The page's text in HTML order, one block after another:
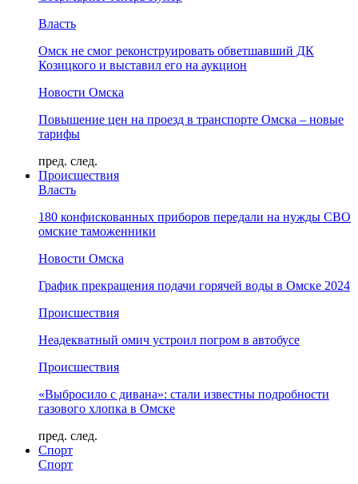
Власть
Омск не смог реконструировать обветшавший ДК
Козицкого и выставил его на аукцион
Новости Омска
Повышение цен на проезд в транспорте Омска – новые
тарифы
пред. след.
Происшествия
Власть
180 конфискованных приборов передали на нужды СВО
омские таможенники
Новости Омска
График прекращения подачи горячей воды в Омске 2024
Происшествия
Неадекватный омич устроил погром в автобусе
Происшествия
«Выбросило с дивана»: стали известны подробности
газового хлопка в Омске
пред. след.
Спорт
Спорт